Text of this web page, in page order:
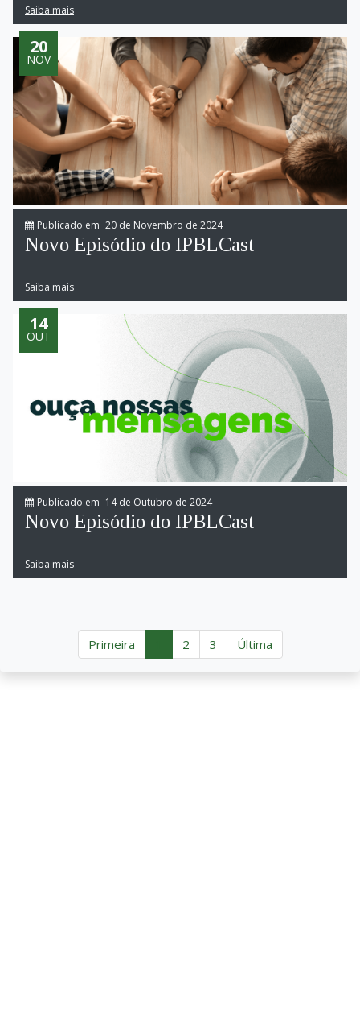
Saiba mais
20
NOV
Publicado em 20 de Novembro de 2024
Novo Episódio do IPBLCast
Saiba mais
14
OUT
Publicado em 14 de Outubro de 2024
Novo Episódio do IPBLCast
Saiba mais
Primeira (current)
2 3 Última